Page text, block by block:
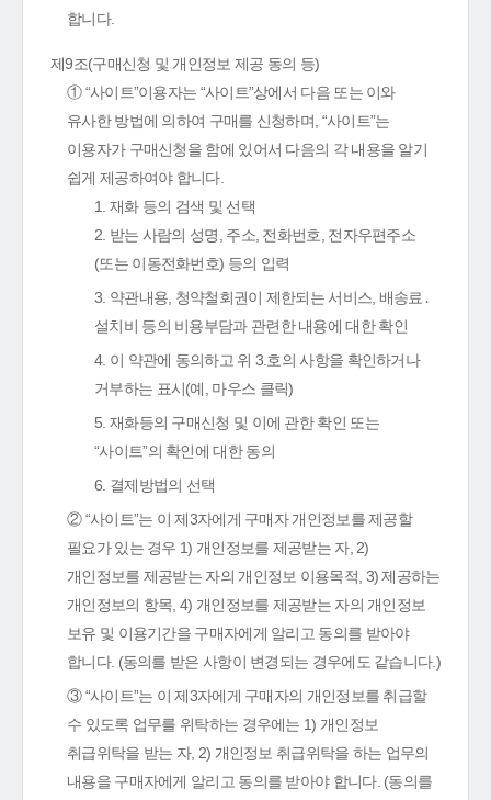
합니다.
제9조(구매신청 및 개인정보 제공 동의 등)
① “사이트”이용자는 “사이트”상에서 다음 또는 이와
유사한 방법에 의하여 구매를 신청하며, “사이트”는
이용자가 구매신청을 함에 있어서 다음의 각 내용을 알기
쉽게 제공하여야 합니다.
1. 재화 등의 검색 및 선택
2. 받는 사람의 성명, 주소, 전화번호, 전자우편주소
(또는 이동전화번호) 등의 입력
3. 약관내용, 청약철회권이 제한되는 서비스, 배송료․
설치비 등의 비용부담과 관련한 내용에 대한 확인
4. 이 약관에 동의하고 위 3.호의 사항을 확인하거나
거부하는 표시(예, 마우스 클릭)
5. 재화등의 구매신청 및 이에 관한 확인 또는
“사이트”의 확인에 대한 동의
6. 결제방법의 선택
② “사이트”는 이 제3자에게 구매자 개인정보를 제공할
필요가 있는 경우 1) 개인정보를 제공받는 자, 2)
개인정보를 제공받는 자의 개인정보 이용목적, 3) 제공하는
개인정보의 항목, 4) 개인정보를 제공받는 자의 개인정보
보유 및 이용기간을 구매자에게 알리고 동의를 받아야
합니다. (동의를 받은 사항이 변경되는 경우에도 같습니다.)
③ “사이트”는 이 제3자에게 구매자의 개인정보를 취급할
수 있도록 업무를 위탁하는 경우에는 1) 개인정보
취급위탁을 받는 자, 2) 개인정보 취급위탁을 하는 업무의
내용을 구매자에게 알리고 동의를 받아야 합니다. (동의를